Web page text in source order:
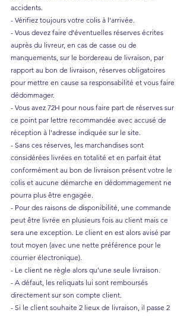
accidents.
- Vérifiez toujours votre colis à l'arrivée.
- Vous devez faire d'éventuelles réserves écrites
auprès du livreur, en cas de casse ou de
manquements, sur le bordereau de livraison, par
rapport au bon de livraison, réserves obligatoires
pour mettre en cause sa responsabilité et vous faire
dédommager.
- Vous avez 72H pour nous faire part de réserves sur
ce point par lettre recommandée avec accusé de
réception à l'adresse indiquée sur le site.
- Sans ces réserves, les marchandises sont
considérées livrées en totalité et en parfait état
conformément au bon de livraison présent votre le
colis et aucune démarche en dédommagement ne
pourra plus être engagée.
- Pour des raisons de disponibilité, une commande
peut être livrée en plusieurs fois au client mais ce
sera une exception. Le client en est alors avisé par
tout moyen (avec une nette préférence pour le
courrier électronique).
- Le client ne règle alors qu'une seule livraison.
- A défaut, les reliquats lui sont remboursés
directement sur son compte client.
- Si le client souhaite 2 lieux de livraison, il passe 2